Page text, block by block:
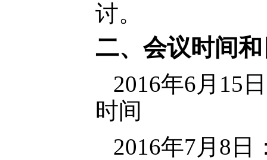
讨。
二、会议时间
2016年6月 15
时间
2016年7月 8 日